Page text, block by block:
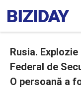
Rusia.
Federal de
O persoană a